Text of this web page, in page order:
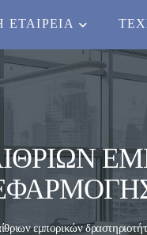
ΕΤΑΙΡΕΊΑ
εμπορικών